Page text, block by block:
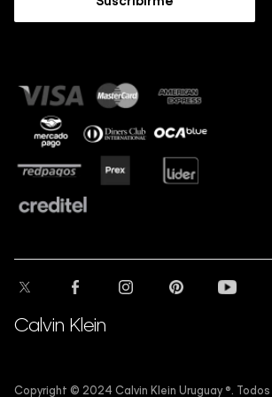
Sostenibilidad
Calvin Klein
Copyright ©️ 2024 Calvin Klein Uruguay ®️. Todos